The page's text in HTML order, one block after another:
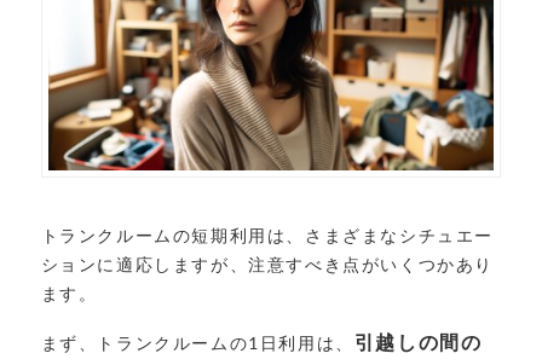
トランクルームの短期利用は、さまざまなシチュエー
ションに適応しますが、注意すべき点がいくつかあり
ます。
まず、トランクルームの1日利用は、 引越しの間の